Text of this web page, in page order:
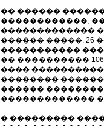
�� ������
������������,
�������������
������ �����. 26
�����������
�� ����������
����
��������
������
�������������
� ���������